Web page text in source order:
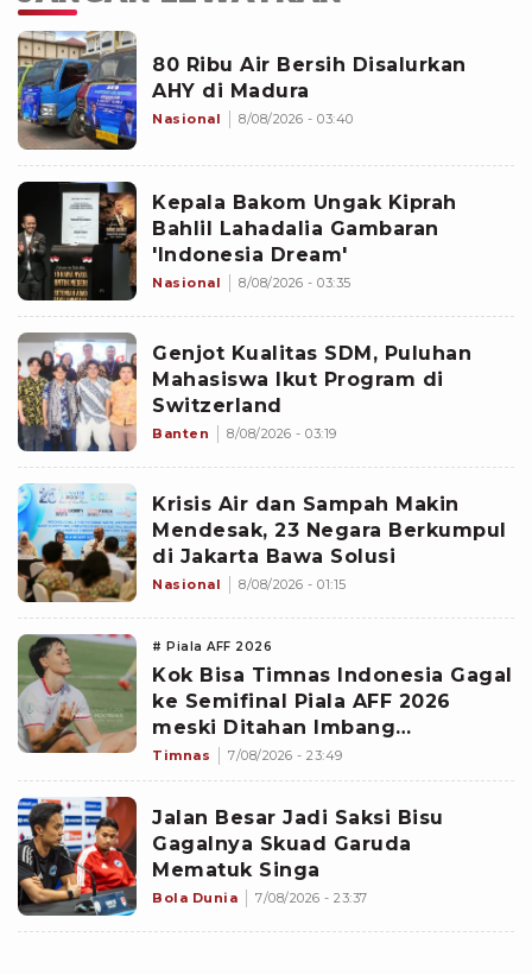
80 Ribu Air Bersih Disalurkan
AHY di Madura
Nasional 8/08/2026 - 03:40
Kepala Bakom Ungak Kiprah
Bahlil Lahadalia Gambaran
'Indonesia Dream'
Nasional 8/08/2026 - 03:35
Genjot Kualitas SDM, Puluhan
Mahasiswa Ikut Program di
Switzerland
Banten 8/08/2026 - 03:19
Krisis Air dan Sampah Makin
Mendesak, 23 Negara Berkumpul
di Jakarta Bawa Solusi
Nasional 8/08/2026 - 01:15
# Piala AFF 2026
Kok Bisa Timnas Indonesia Gagal
ke Semifinal Piala AFF 2026
meski Ditahan Imbang
Singapura?
Timnas 7/08/2026 - 23:49
Jalan Besar Jadi Saksi Bisu
Gagalnya Skuad Garuda
Mematuk Singa
Bola Dunia 7/08/2026 - 23:37